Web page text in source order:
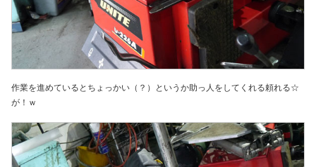
作業を進めているとちょっかい（？）というか助っ人をしてくれる頼れる☆
が！ｗ